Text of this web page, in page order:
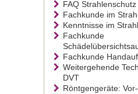
FAQ
Fachkunde im
Kenntnisse im
Fachkunde
Fachkunde
Weitergehende
DVT
Röntgengeräte: